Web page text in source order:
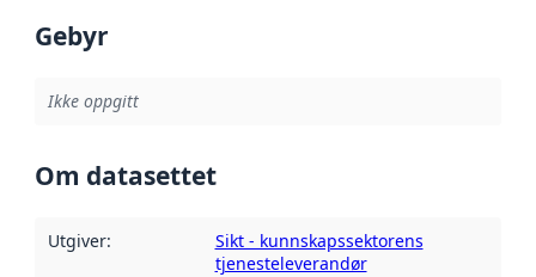
Gebyr
Ikke oppgitt
Om datasettet
Utgiver:
Sikt - kunnskapssektorens
tjenesteleverandør